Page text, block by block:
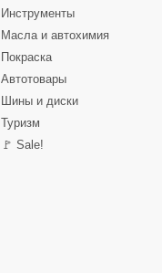
Инструменты
Масла и автохимия
Покраска
Автотовары
Шины и диски
Туризм
🚩 Sale!